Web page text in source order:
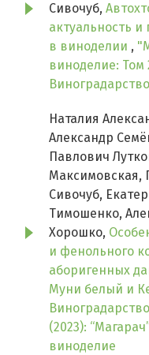
Сивочуб,
актуальность
в виноделии ,
виноделие: Том
Наталия
Александр
Павлович
Максимовская,
Сивочуб,
Тимошенко,
Хорошко,
и фенольного
аборигенных
Муни белый и
(2023):
виноделие